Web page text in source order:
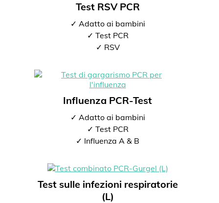
Test RSV PCR
✓ Adatto ai bambini
✓ Test PCR
✓ RSV
Influenza PCR-Test
✓ Adatto ai bambini
✓ Test PCR
✓ Influenza A & B
Test sulle infezioni respiratorie
(L)